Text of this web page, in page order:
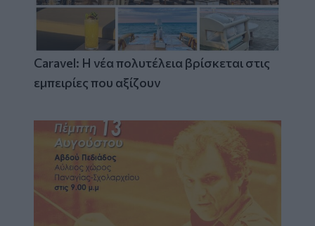
Caravel: Η νέα πολυτέλεια βρίσκεται στις
εμπειρίες που αξίζουν